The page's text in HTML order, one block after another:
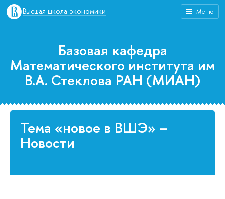
Меню
Высшая школа экономики
Базовая кафедра
Математического института им
В.А. Стеклова РАН (МИАН)
Тема «новое в ВШЭ» –
Новости